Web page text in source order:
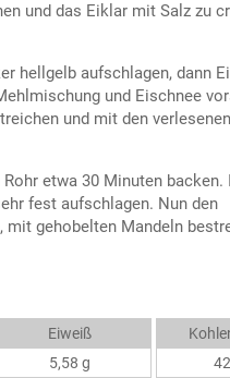
und das Eiklar mit Salz zu
hellgelb aufschlagen, dann
und Eischnee
und mit den verlesenen
etwa 30 Minuten backen.
fest aufschlagen. Nun den
gehobelten Mandeln
Eiweiß
5,58 g